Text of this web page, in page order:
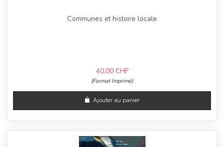
Communes et histoire locale
40,00 CHF
(Format Imprimé)
Ajouter au panier